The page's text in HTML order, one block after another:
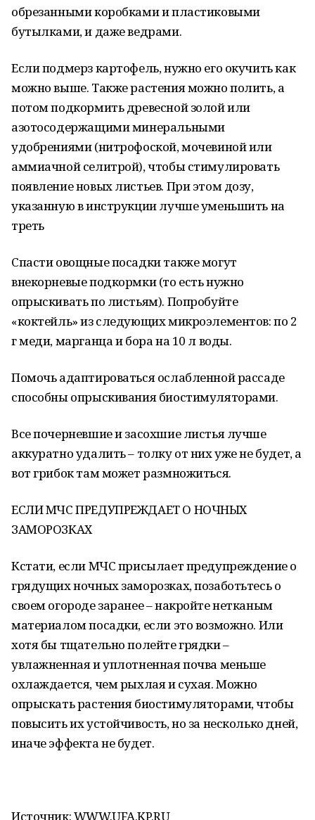
обрезанными коробками и пластиковыми
бутылками, и даже ведрами.
Если подмерз картофель, нужно его окучить как
можно выше. Также растения можно полить, а
потом подкормить древесной золой или
азотосодержащими минеральными
удобрениями (нитрофоской, мочевиной или
аммиачной селитрой), чтобы стимулировать
появление новых листьев. При этом дозу,
указанную в инструкции лучше уменьшить на
треть
Спасти овощные посадки также могут
внекорневые подкормки (то есть нужно
опрыскивать по листьям). Попробуйте
«коктейль» из следующих микроэлементов: по 2
г меди, марганца и бора на 10 л воды.
Помочь адаптироваться ослабленной рассаде
способны опрыскивания биостимуляторами.
Все почерневшие и засохшие листья лучше
аккуратно удалить – толку от них уже не будет, а
вот грибок там может размножиться.
ЕСЛИ МЧС ПРЕДУПРЕЖДАЕТ О НОЧНЫХ
ЗАМОРОЗКАХ
Кстати, если МЧС присылает предупреждение о
грядущих ночных заморозках, позаботьтесь о
своем огороде заранее – накройте нетканым
материалом посадки, если это возможно. Или
хотя бы тщательно полейте грядки –
увлажненная и уплотненная почва меньше
охлаждается, чем рыхлая и сухая. Можно
опрыскать растения биостимуляторами, чтобы
повысить их устойчивость, но за несколько дней,
иначе эффекта не будет.
Источник: WWW.UFA.KP.RU